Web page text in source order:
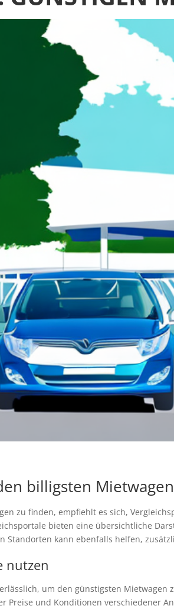
billigsten
zu finden, empfiehlt es sich,
bieten eine übersichtliche
Standorten kann ebenfalls helfen,
nutzen
um den günstigsten
Preise und Konditionen verschiedener